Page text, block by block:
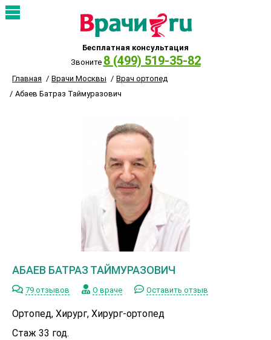
Бесплатная консультация
Звоните 8 (499) 519-35-82
Главная Врачи Москвы
Врач ортопед
Абаев Батраз Таймуразович
АБАЕВ БАТРАЗ ТАЙМУРАЗОВИЧ
79 отзывов О враче Оставить отзыв
Ортопед, Хирург, Хирург-ортопед
Стаж 33 год.